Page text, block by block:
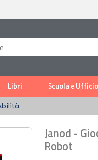
Libri Scuola e Ufficio
Janod -
Robot